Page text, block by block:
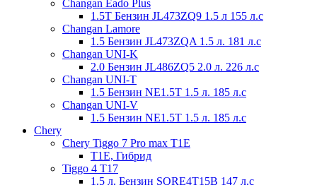
Changan Eado Plus
1.5T Бензин JL473ZQ9 1.5 л 155 л.с
Changan Lamore
1.5 Бензин JL473ZQA 1.5 л. 181 л.с
Changan UNI-K
2.0 Бензин JL486ZQ5 2.0 л. 226 л.с
Changan UNI-T
1.5 Бензин NE1.5T 1.5 л. 185 л.с
Changan UNI-V
1.5 Бензин NE1.5T 1.5 л. 185 л.с
Chery
Chery Tiggo 7 Prо max T1E
T1E, Гибрид
Tiggo 4 T17
1.5 л. Бензин SQRE4T15B 147 л.с